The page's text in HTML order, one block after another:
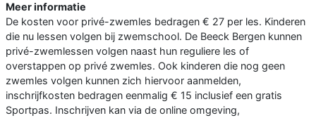
Meer informatie
De kosten voor privé-zwemles bedragen € 27 per les. Kinderen
die nu lessen volgen bij zwemschool. De Beeck Bergen kunnen
privé-zwemlessen volgen naast hun reguliere les of
overstappen op privé zwemles. Ook kinderen die nog geen
zwemles volgen kunnen zich hiervoor aanmelden,
inschrijfkosten bedragen eenmalig € 15 inclusief een gratis
Sportpas. Inschrijven kan via de online omgeving,